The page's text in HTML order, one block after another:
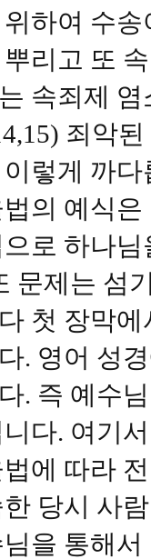
하여 수
리고 또
속죄제
죄악
렇게 까
의 예식
으로 하나
문제는 섬
첫 장막
. 영어 성
. 즉 예수
다. 여기
에 따라
당시 사
님을 통해